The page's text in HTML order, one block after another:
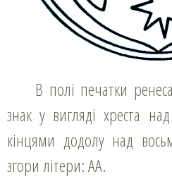
В полі печатки ренесансовий щит, на якому
знак у вигляді хреста
кінцями додолу над
згори літери: АА.